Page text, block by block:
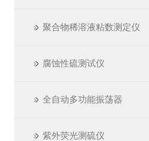
聚合物稀溶液粘数测定仪
腐蚀性硫测试仪
全自动多功能振荡器
紫外荧光测硫仪